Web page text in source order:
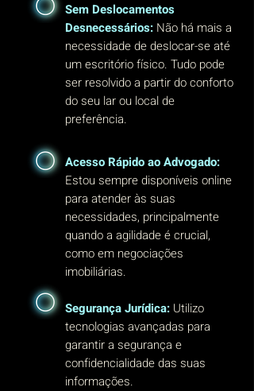
Sem Deslocamentos
Desnecessários: Não há mais a
necessidade de deslocar-se até
um escritório físico. Tudo pode
ser resolvido a partir do conforto
do seu lar ou local de
preferência.
Acesso Rápido ao Advogado:
Estou sempre disponíveis online
para atender às suas
necessidades, principalmente
quando a agilidade é crucial,
como em negociações
imobiliárias.
Segurança Jurídica: Utilizo
tecnologias avançadas para
garantir a segurança e
confidencialidade das suas
informações.